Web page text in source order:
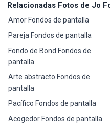
Relacionadas Fotos de Jo
Amor Fondos de pantalla
Pareja Fondos de pantalla
Fondo de Bond Fondos de
pantalla
Arte abstracto Fondos de
pantalla
Pacífico Fondos de pantalla
Acogedor Fondos de pantalla